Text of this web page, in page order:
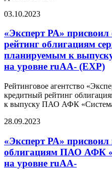
03.10.2023
«Эксперт РА»
рейтинг облигациям
планируемым к
на уровне ruАA- (EXP)
Рейтинговое агентство
кредитный рейтинг
к выпуску ПАО АФК
28.09.2023
«Эксперт РА»
облигациям ПАО АФК
на уровне ruАA-